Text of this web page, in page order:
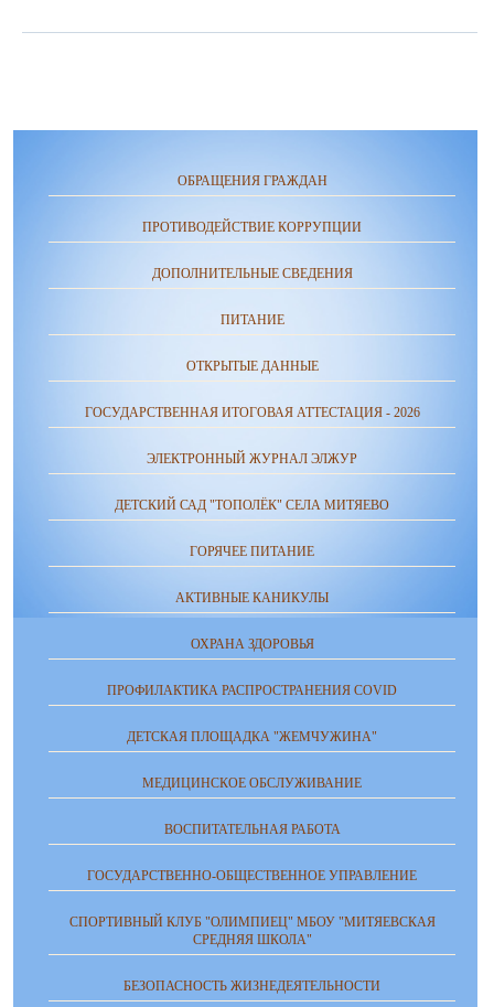
ОБРАЩЕНИЯ ГРАЖДАН
ПРОТИВОДЕЙСТВИЕ КОРРУПЦИИ
ДОПОЛНИТЕЛЬНЫЕ СВЕДЕНИЯ
ПИТАНИЕ
ОТКРЫТЫЕ ДАННЫЕ
ГОСУДАРСТВЕННАЯ ИТОГОВАЯ АТТЕСТАЦИЯ - 2026
ЭЛЕКТРОННЫЙ ЖУРНАЛ ЭЛЖУР
ДЕТСКИЙ САД "ТОПОЛЁК" СЕЛА МИТЯЕВО
ГОРЯЧЕЕ ПИТАНИЕ
АКТИВНЫЕ КАНИКУЛЫ
ОХРАНА ЗДОРОВЬЯ
ПРОФИЛАКТИКА РАСПРОСТРАНЕНИЯ COVID
ДЕТСКАЯ ПЛОЩАДКА "ЖЕМЧУЖИНА"
МЕДИЦИНСКОЕ ОБСЛУЖИВАНИЕ
ВОСПИТАТЕЛЬНАЯ РАБОТА
ГОСУДАРСТВЕННО-ОБЩЕСТВЕННОЕ УПРАВЛЕНИЕ
СПОРТИВНЫЙ КЛУБ "ОЛИМПИЕЦ" МБОУ "МИТЯЕВСКАЯ
СРЕДНЯЯ ШКОЛА"
БЕЗОПАСНОСТЬ ЖИЗНЕДЕЯТЕЛЬНОСТИ